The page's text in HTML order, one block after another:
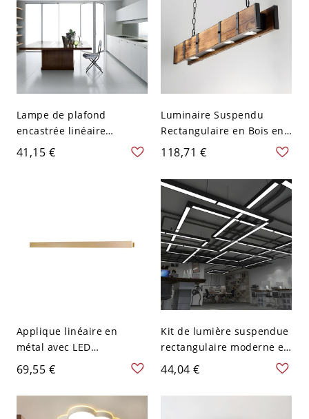
Lampe de plafond
encastrée linéaire
contemporaine en
aluminium noir avec
41,15 €
Luminaire Suspendu
Rectangulaire en Bois en
Brun Lampe de Plafond
LED Style Industriel - Brun
110 V-120 V
118,71 €
Applique linéaire en
métal avec LED
minimaliste dorée montée
au mur en lumière
blanche
69,55 €
Kit de lumière suspendue
rectangulaire moderne en
acrylique LED pour
éclairage vers le bas de
gymnase en noir - 110 V-
44,04 €